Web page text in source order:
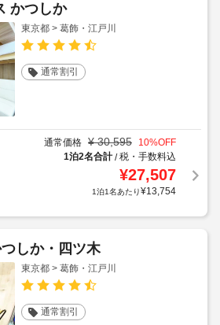
かつしか
東京都 > 葛飾・江戸川
通常割引
通常価格 ¥ 30,595 10%OFF
1泊2名合計/税・手数料込
¥27,507
1泊1名あたり¥13,754
しか・四ツ木
東京都 > 葛飾・江戸川
通常割引